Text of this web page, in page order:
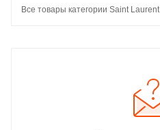
Все товары категории Saint Laurent